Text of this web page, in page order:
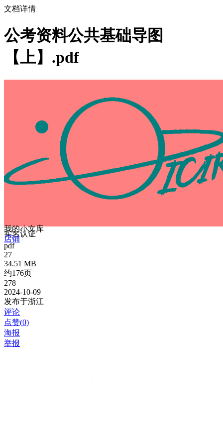
文档详情
公考资料公共基础导图
【上】.pdf
我的小文库
实名认证
店铺
pdf
27
34.51 MB
约176页
278
2024-10-09
发布于浙江
评论
点赞(0)
海报
举报